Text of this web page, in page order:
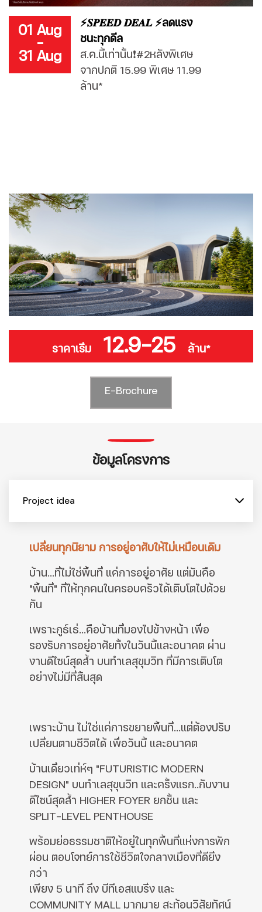
01 Aug
-
31 Aug
⚡𝑺𝑷𝑬𝑬𝑫 𝑫𝑬𝑨𝑳 ⚡ลดแรง
ชนะทุกดีล
ส.ค.นี้เท่านั้น❗#2หลังพิเศษ
จากปกติ 15.99 พิเศษ 11.99
ล้าน*
ราคาเริ่ม 12.9-25 ล้าน*
E-Brochure
ข้อมูลโครงการ
Project idea
เปลี่ยนทุกนิยาม การอยู่อาศับให้ไม่เหมือนเดิม
บ้าน...ที่ไม่ใช่พื้นที่ แค่การอยู่อาศัย แต่มันคือ
"พื้นที่" ที่ให้ทุกคนในครอบครัวได้เติบโตไปด้วย
กัน
เพราะกูธ์เธ่...คือบ้านที่มองไปข้างหน้า เพื่อ
รองรับการอยู่อาศัยทั้งในวันนี้และอนาคต ผ่าน
งานดีไซน์สุดล้ำ บนทำเลสุขุมวิท ที่มีการเติบโต
อย่างไม่มีที่สิ้นสุด
เพราะบ้าน ไม่ใช่แค่การขยายพื้นที่...แต่ต้องปรับ
เปลี่ยนตามชีวิตได้ เพื่อวันนี้ และอนาคต
บ้านเดี่ยวเท่ห์ๆ "FUTURISTIC MODERN
DESIGN" บนทำเลสุขุนวิท และครั้งแรก..กับงาน
ดีไซน์สุดล้ำ HIGHER FOYER ยกชั้น และ
SPLIT-LEVEL PENTHOUSE
พร้อมย่อธรรมชาติให้อยู่ในทุกพื้นที่แห่งการพัก
ผ่อน ตอบโจทย์การใช้ชีวิตใจกลางเมืองที่ดียิ่ง
กว่า
เพียง 5 นาที ถึง บีทีเอสแบริ่ง และ
COMMUNITY MALL มากมาย สะท้อนวิสัยทัศน์